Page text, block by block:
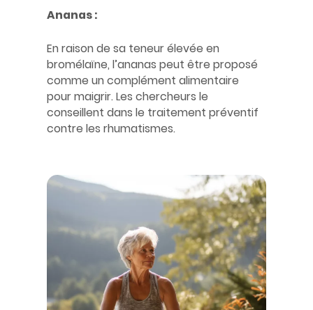
Ananas :
En raison de sa teneur élevée en
bromélaïne, l’ananas peut être proposé
comme un complément alimentaire
pour maigrir. Les chercheurs le
conseillent dans le traitement préventif
contre les rhumatismes.